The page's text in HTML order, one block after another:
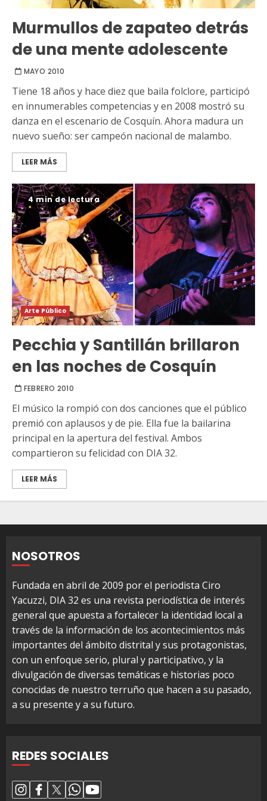
Murmullos de zapateo detrás
de una mente adolescente
MAYO 2010
Tiene 18 años y hace diez que baila folclore, participó
en innumerables competencias y en 2008 mostró su
danza en el escenario de Cosquín. Ahora madura un
nuevo sueño: ser campeón nacional de malambo.
LEER MÁS
4 min de lectura
Arte Público
Pecchia y Santillán brillaron
en las noches de Cosquín
FEBRERO 2010
El músico la rompió con dos canciones que el público
premió con aplausos y de pie. Ella fue la bailarina
principal en la apertura del festival. Ambos
compartieron su felicidad con DIA 32.
LEER MÁS
NOSOTROS
Fundada en abril de 2009 por el periodista Ciro
Yacuzzi, DIA 32 es una revista periodística de interés
general que apuesta a fortalecer la identidad local a
través de la información de los acontecimientos más
importantes del ámbito distrital y sus protagonistas,
con un enfoque serio, plural y participativo, y la
divulgación de diversas temáticas e historias poco
conocidas de nuestro terruño que hacen a su pasado,
a su presente y a su futuro.
REDES SOCIALES